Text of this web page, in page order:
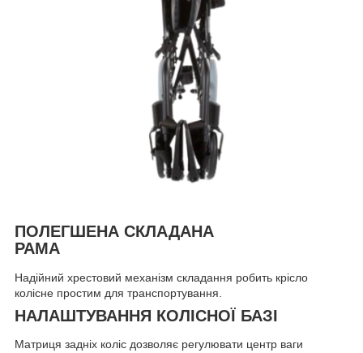
ПОЛЕГШЕНА СКЛАДАНА
РАМА
Надійний хрестовий механізм складання робить крісло
колісне простим для транспортування.
НАЛАШТУВАННЯ КОЛІСНОЇ БАЗІ
Матриця задніх коліс дозволяє регулювати центр ваги